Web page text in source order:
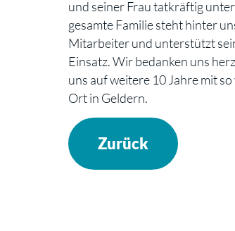
und seiner Frau tatkräftig
gesamte Familie steht hinter
Mitarbeiter und unterstützt
Einsatz. Wir bedanken uns
uns auf weitere 10 Jahre mit
Ort in Geldern.
Zurück